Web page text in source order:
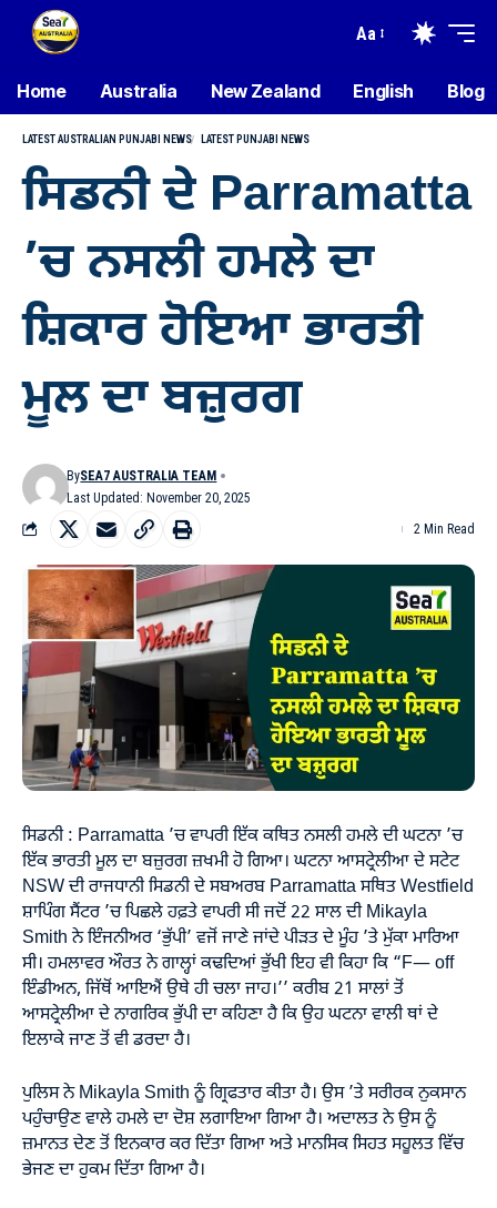
Aa
Home Australia New Zealand English Blog
LATEST AUSTRALIAN PUNJABI NEWS LATEST PUNJABI NEWS
ਸਿਡਨੀ ਦੇ Parramatta
’ਚ ਨਸਲੀ ਹਮਲੇ ਦਾ
ਸ਼ਿਕਾਰ ਹੋਇਆ ਭਾਰਤੀ
ਮੂਲ ਦਾ ਬਜ਼ੁਰਗ
Last Updated: November 20, 2025
BySEA7 AUSTRALIA TEAM
2 Min Read
ਸਿਡਨੀ : Parramatta ’ਚ ਵਾਪਰੀ ਇੱਕ ਕਥਿਤ ਨਸਲੀ ਹਮਲੇ ਦੀ ਘਟਨਾ ’ਚ
ਇੱਕ ਭਾਰਤੀ ਮੂਲ ਦਾ ਬਜ਼ੁਰਗ ਜ਼ਖਮੀ ਹੋ ਗਿਆ। ਘਟਨਾ ਆਸਟ੍ਰੇਲੀਆ ਦੇ ਸਟੇਟ
NSW ਦੀ ਰਾਜਧਾਨੀ ਸਿਡਨੀ ਦੇ ਸਬਅਰਬ Parramatta ਸਥਿਤ Westfield
ਸ਼ਾਪਿੰਗ ਸੈਂਟਰ ’ਚ ਪਿਛਲੇ ਹਫ਼ਤੇ ਵਾਪਰੀ ਸੀ ਜਦੋਂ 22 ਸਾਲ ਦੀ Mikayla
Smith ਨੇ ਇੰਜਨੀਅਰ ‘ਭੁੱਪੀ’ ਵਜੋਂ ਜਾਣੇ ਜਾਂਦੇ ਪੀੜਤ ਦੇ ਮੂੰਹ ’ਤੇ ਮੁੱਕਾ ਮਾਰਿਆ
ਸੀ। ਹਮਲਾਵਰ ਔਰਤ ਨੇ ਗਾਲ੍ਹਾਂ ਕਢਦਿਆਂ ਭੁੱਖੀ ਇਹ ਵੀ ਕਿਹਾ ਕਿ “F— off
ਇੰਡੀਅਨ, ਜਿੱਥੋਂ ਆਇਐਂ ਉਥੇ ਹੀ ਚਲਾ ਜਾਹ।’’ ਕਰੀਬ 21 ਸਾਲਾਂ ਤੋਂ
ਆਸਟ੍ਰੇਲੀਆ ਦੇ ਨਾਗਰਿਕ ਭੁੱਪੀ ਦਾ ਕਹਿਣਾ ਹੈ ਕਿ ਉਹ ਘਟਨਾ ਵਾਲੀ ਥਾਂ ਦੇ
ਇਲਾਕੇ ਜਾਣ ਤੋਂ ਵੀ ਡਰਦਾ ਹੈ।
ਪੁਲਿਸ ਨੇ Mikayla Smith ਨੂੰ ਗ੍ਰਿਫਤਾਰ ਕੀਤਾ ਹੈ। ਉਸ ’ਤੇ ਸਰੀਰਕ ਨੁਕਸਾਨ
ਪਹੁੰਚਾਉਣ ਵਾਲੇ ਹਮਲੇ ਦਾ ਦੋਸ਼ ਲਗਾਇਆ ਗਿਆ ਹੈ। ਅਦਾਲਤ ਨੇ ਉਸ ਨੂੰ
ਜ਼ਮਾਨਤ ਦੇਣ ਤੋਂ ਇਨਕਾਰ ਕਰ ਦਿੱਤਾ ਗਿਆ ਅਤੇ ਮਾਨਸਿਕ ਸਿਹਤ ਸਹੂਲਤ ਵਿੱਚ
ਭੇਜਣ ਦਾ ਹੁਕਮ ਦਿੱਤਾ ਗਿਆ ਹੈ।